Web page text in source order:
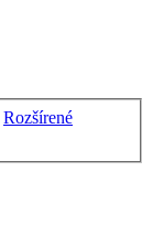
Rozšírené